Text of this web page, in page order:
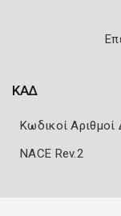
ΚΑΔ
Κωδικοί Αριθμοί
NACE Rev.2